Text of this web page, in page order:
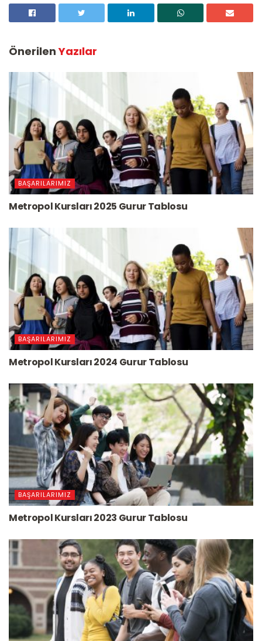
ÖnerilenYazılar
BAŞARILARIMIZ
Metropol Kursları 2025 Gurur Tablosu
BAŞARILARIMIZ
Metropol Kursları 2024 Gurur Tablosu
BAŞARILARIMIZ
Metropol Kursları 2023 Gurur Tablosu